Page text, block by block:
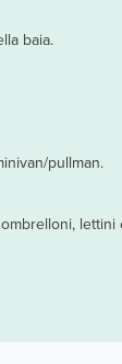
baia.
pullman.
lettini